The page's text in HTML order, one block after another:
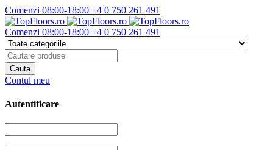
Comenzi 08:00-18:00 +4 0 750 261 491
Comenzi 08:00-18:00 +4 0 750 261 491
Contul meu
Autentificare